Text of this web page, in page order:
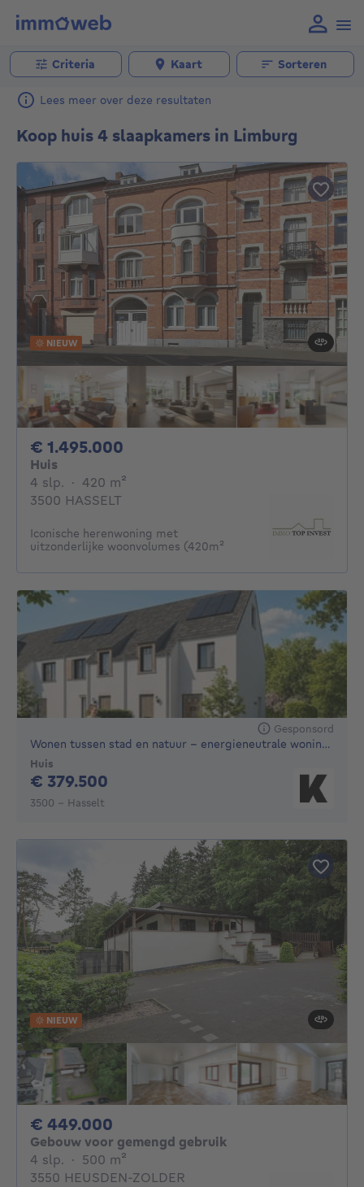
Criteria Kaart Sorteren
Lees meer over deze resultaten
Koop huis 4 slaapkamers in Limburg
NIEUW
€ 1.495.000
Huis
4 slp. 4 slaapkamers
· 420 m²
3500 HASSELT
Iconische herenwoning met
uitzonderlijke woonvolumes (420m²
Gesponsord
Wonen tussen stad en natuur – energieneutrale woningen
Huis
€ 379.500
3500 - Hasselt
NIEUW
€ 449.000
Gebouw voor gemengd gebruik
4 slp. 4 slaapkamers
· 500 m²
3550 HEUSDEN-ZOLDER